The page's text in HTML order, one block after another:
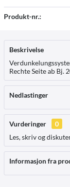
Produkt-nr.:
Beskrivelse
Rechte Seite ab Bj.
Nedlastinger
Vurderinger
0
Les, skriv og
Informasjon fra